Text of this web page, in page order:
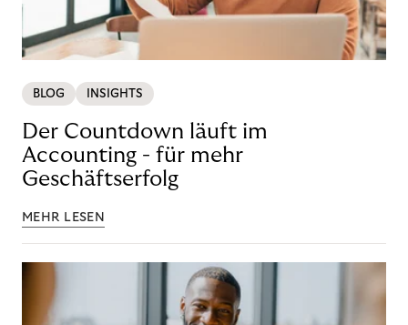
BLOG INSIGHTS
Der Countdown läuft im
Accounting - für mehr
Geschäftserfolg
MEHR LESEN